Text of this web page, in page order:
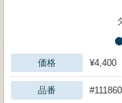
価格 ¥4,400
品番